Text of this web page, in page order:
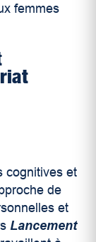
femmes
cognitives et
de
et
Lancement